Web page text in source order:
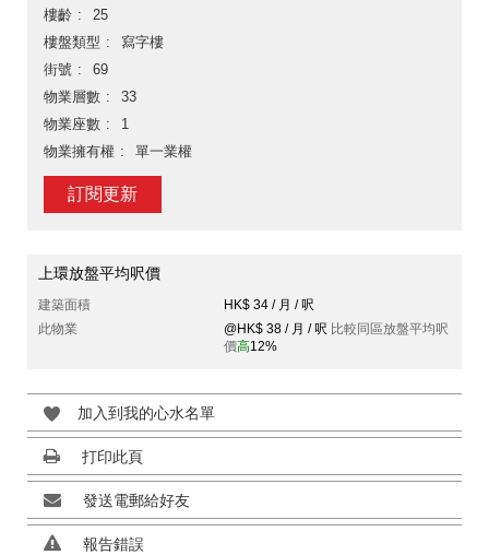
樓齡
25
樓盤類型
寫字樓
街號
69
物業層數
33
物業座數
1
物業擁有權
單一業權
訂閱更新
上環放盤平均呎價
建築面積
HK$ 34 / 月 / 呎
此物業
@HK$ 38 / 月 / 呎 比較同區放盤平均呎
價高12%
加入到我的心水名單
打印此頁
發送電郵給好友
報告錯誤